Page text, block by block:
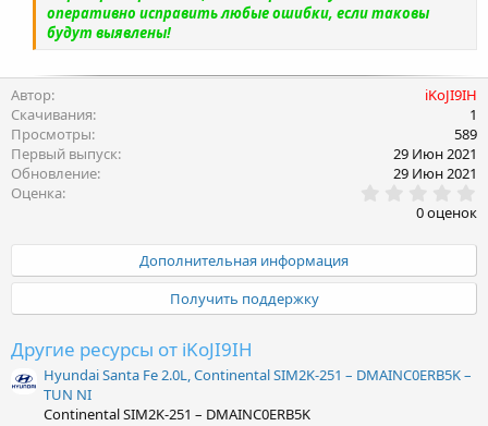
оперативно исправить любые ошибки, если таковы
будут выявлены!
Автор
iKoJI9IH
Скачивания
1
Просмотры
589
Первый выпуск
29 Июн 2021
Обновление
29 Июн 2021
Оценка
.
0
0
в
ё
0 оценок
Дополнительная информация
Получить поддержку
Другие ресурсы от iKoJI9IH
Hyundai Santa Fe 2.0L, Continental SIM2K-251 – DMAINC0ERB5K –
TUN NI
Continental SIM2K-251 – DMAINC0ERB5K